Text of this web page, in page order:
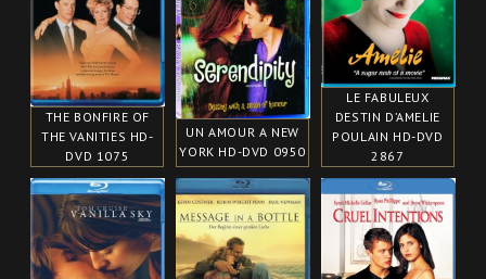
THE BONFIRE OF
THE VANITIES HD-
DVD 1075
UN AMOUR A NEW
YORK HD-DVD 0950
LE FABULEUX
DESTIN D’AMELIE
POULAIN HD-DVD
2867